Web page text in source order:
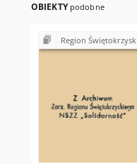
OBIEKTY podobne
Region Świętokrzyski NSZZ "Solidarność". Delegatura Starachowice